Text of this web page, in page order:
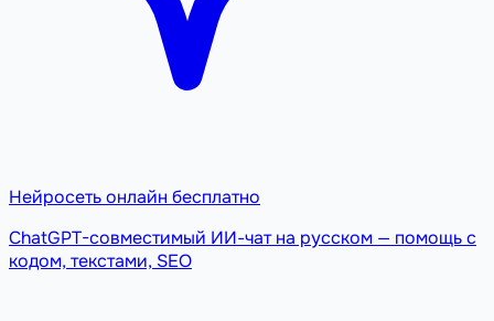
Нейросеть онлайн бесплатно
ChatGPT-совместимый ИИ-чат на русском — помощь с
кодом, текстами, SEO